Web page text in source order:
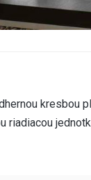
kresbou
riadiacou